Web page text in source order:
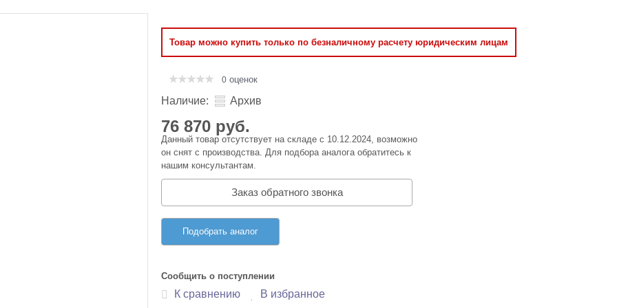
Товар можно купить только по безналичному расчету юридическим лицам
0 оценок
Наличие: Архив
76 870 руб.
Данный товар отсутствует на складе с 10.12.2024, возможно
он снят с производства. Для подбора аналога обратитесь к
нашим консультантам.
Заказ обратного звонка
Подобрать аналог
Сообщить о поступлении
К сравнению В избранное
память